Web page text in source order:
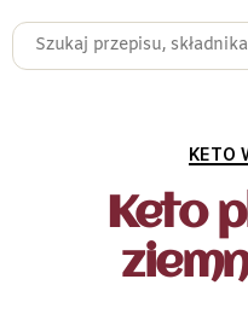
KETO
Keto